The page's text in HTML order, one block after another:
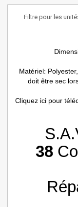
Filtre pour les
Matériel:
doit être sec
Cliquez ici pour
38